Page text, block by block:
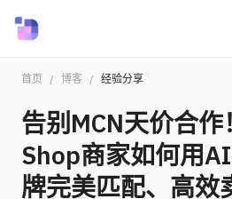
首页 / 博客 / 经验分享
告别MCN天价合
Shop商家如何用
牌完美匹配、高效